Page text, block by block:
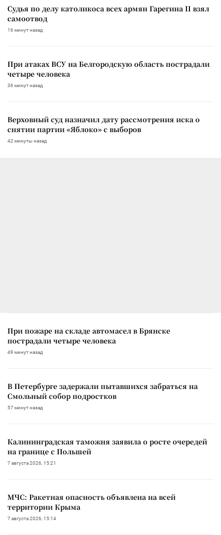
Судья по делу католикоса всех армян Гарегина II взял
самоотвод
16 минут назад
При атаках ВСУ на Белгородскую область пострадали
четыре человека
36 минут назад
Верховный суд назначил дату рассмотрения иска о
снятии партии «Яблоко» с выборов
42 минуты назад
При пожаре на складе автомасел в Брянске
пострадали четыре человека
49 минут назад
В Петербурге задержали пытавшихся забраться на
Смольный собор подростков
57 минут назад
Калининградская таможня заявила о росте очередей
на границе с Польшей
7 августа 2026, 15:21
МЧС: Ракетная опасность объявлена на всей
территории Крыма
7 августа 2026, 15:14